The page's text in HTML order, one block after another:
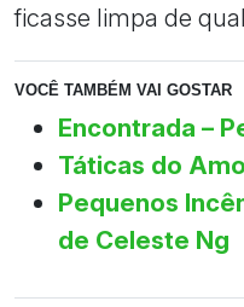
ficasse limpa de
VOCÊ TAMBÉM VAI GOSTAR
Encontrada –
Táticas do
Pequenos
de Celeste Ng